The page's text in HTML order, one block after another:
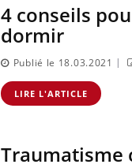
4 conseils
dormir
Publié le 18.03.2021 |
LIRE L'ARTICLE
Traumatisme